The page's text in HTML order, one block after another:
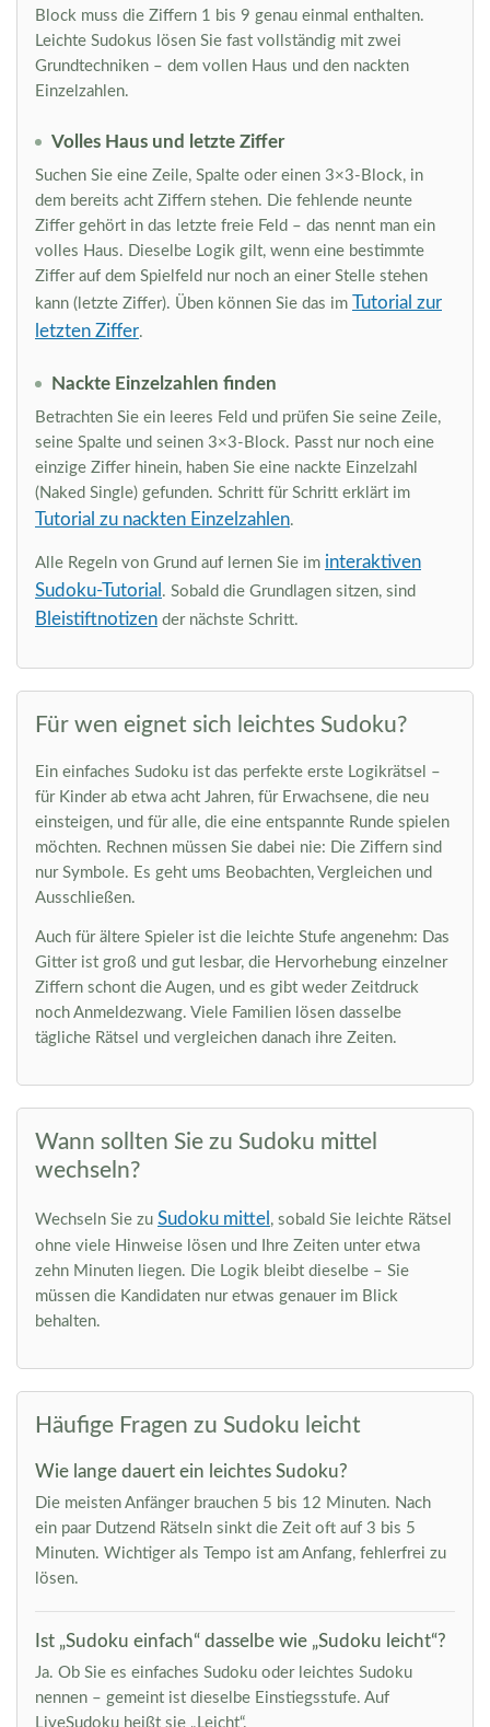
Block muss die Ziffern 1 bis 9 genau einmal enthalten.
Leichte Sudokus lösen Sie fast vollständig mit zwei
Grundtechniken – dem vollen Haus und den nackten
Einzelzahlen.
Volles Haus und letzte Ziffer
Suchen Sie eine Zeile, Spalte oder einen 3×3-Block, in
dem bereits acht Ziffern stehen. Die fehlende neunte
Ziffer gehört in das letzte freie Feld – das nennt man ein
volles Haus. Dieselbe Logik gilt, wenn eine bestimmte
Ziffer auf dem Spielfeld nur noch an einer Stelle stehen
kann (letzte Ziffer). Üben können Sie das im Tutorial zur
letzten Ziffer.
Nackte Einzelzahlen finden
Betrachten Sie ein leeres Feld und prüfen Sie seine Zeile,
seine Spalte und seinen 3×3-Block. Passt nur noch eine
einzige Ziffer hinein, haben Sie eine nackte Einzelzahl
(Naked Single) gefunden. Schritt für Schritt erklärt im
Tutorial zu nackten Einzelzahlen.
Alle Regeln von Grund auf lernen Sie im interaktiven
Sudoku-Tutorial . Sobald die Grundlagen sitzen, sind
Bleistiftnotizen der nächste Schritt.
Für wen eignet sich leichtes Sudoku?
Ein einfaches Sudoku ist das perfekte erste Logikrätsel –
für Kinder ab etwa acht Jahren, für Erwachsene, die neu
einsteigen, und für alle, die eine entspannte Runde spielen
möchten. Rechnen müssen Sie dabei nie: Die Ziffern sind
nur Symbole. Es geht ums Beobachten, Vergleichen und
Ausschließen.
Auch für ältere Spieler ist die leichte Stufe angenehm: Das
Gitter ist groß und gut lesbar, die Hervorhebung einzelner
Ziffern schont die Augen, und es gibt weder Zeitdruck
noch Anmeldezwang. Viele Familien lösen dasselbe
tägliche Rätsel und vergleichen danach ihre Zeiten.
Wann sollten Sie zu Sudoku mittel
wechseln?
Wechseln Sie zu Sudoku mittel , sobald Sie leichte Rätsel
ohne viele Hinweise lösen und Ihre Zeiten unter etwa
zehn Minuten liegen. Die Logik bleibt dieselbe – Sie
müssen die Kandidaten nur etwas genauer im Blick
behalten.
Häufige Fragen zu Sudoku leicht
Wie lange dauert ein leichtes Sudoku?
Die meisten Anfänger brauchen 5 bis 12 Minuten. Nach
ein paar Dutzend Rätseln sinkt die Zeit oft auf 3 bis 5
Minuten. Wichtiger als Tempo ist am Anfang, fehlerfrei zu
lösen.
Ist „Sudoku einfach“ dasselbe wie „Sudoku leicht“?
Ja. Ob Sie es einfaches Sudoku oder leichtes Sudoku
nennen – gemeint ist dieselbe Einstiegsstufe. Auf
LiveSudoku heißt sie „Leicht“.